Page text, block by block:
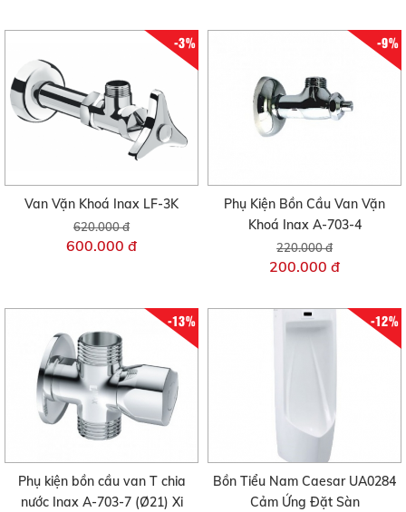
-3%
Van Vặn Khoá Inax LF-3K
620.000 đ
600.000 đ
-9%
Phụ Kiện Bồn Cầu Van Vặn
Khoá Inax A-703-4
220.000 đ
200.000 đ
-13%
Phụ kiện bồn cầu van T chia
nước Inax A-703-7 (Ø21) Xi
-12%
Bồn Tiểu Nam Caesar UA0284
Cảm Ứng Đặt Sàn